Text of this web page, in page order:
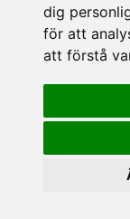
dig
för att
att förstå